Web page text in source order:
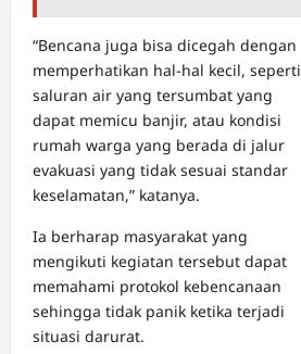
“Bencana juga bisa dicegah dengan
memperhatikan hal-hal kecil, seperti
saluran air yang tersumbat yang
dapat memicu banjir, atau kondisi
rumah warga yang berada di jalur
evakuasi yang tidak sesuai standar
keselamatan,” katanya.
Ia berharap masyarakat yang
mengikuti kegiatan tersebut dapat
memahami protokol kebencanaan
sehingga tidak panik ketika terjadi
situasi darurat.